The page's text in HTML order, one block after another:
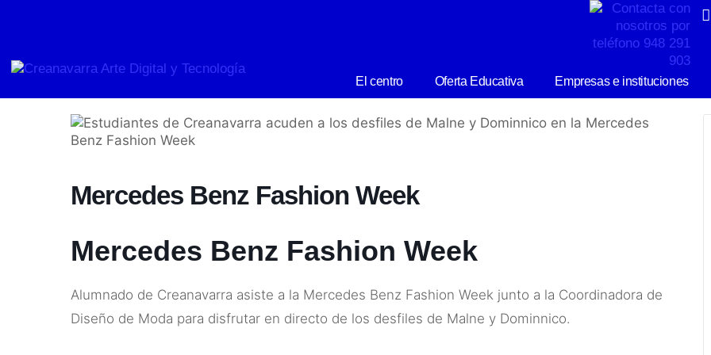
F
a
El centro Oferta Educativa Empresas e instituciones
Mercedes Benz Fashion Week
Mercedes Benz Fashion Week
Alumnado de Creanavarra asiste a la Mercedes Benz Fashion Week junto a la Coordinadora de
Diseño de Moda para disfrutar en directo de los desfiles de Malne y Dominnico.